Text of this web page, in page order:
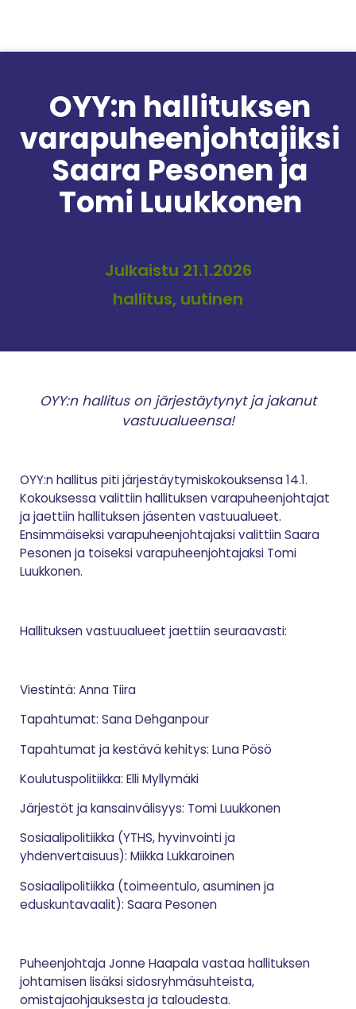
OYY:n hallituksen
varapuheenjohtajiksi
Saara Pesonen ja
Tomi Luukkonen
Julkaistu 21.1.2026
hallitus, uutinen
OYY:n hallitus on järjestäytynyt ja jakanut
vastuualueensa!
OYY:n hallitus piti järjestäytymiskokouksensa 14.1.
Kokouksessa valittiin hallituksen varapuheenjohtajat
ja jaettiin hallituksen jäsenten vastuualueet.
Ensimmäiseksi varapuheenjohtajaksi valittiin Saara
Pesonen ja toiseksi varapuheenjohtajaksi Tomi
Luukkonen.
Hallituksen vastuualueet jaettiin seuraavasti:
Viestintä: Anna Tiira
Tapahtumat: Sana Dehganpour
Tapahtumat ja kestävä kehitys: Luna Pösö
Koulutuspolitiikka: Elli Myllymäki
Järjestöt ja kansainvälisyys: Tomi Luukkonen
Sosiaalipolitiikka (YTHS, hyvinvointi ja
yhdenvertaisuus): Miikka Lukkaroinen
Sosiaalipolitiikka (toimeentulo, asuminen ja
eduskuntavaalit): Saara Pesonen
Puheenjohtaja Jonne Haapala vastaa hallituksen
johtamisen lisäksi sidosryhmäsuhteista,
omistajaohjauksesta ja taloudesta.